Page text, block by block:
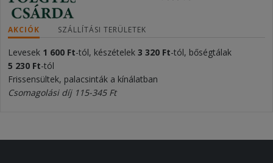
AKCIÓK SZÁLLÍTÁSI TERÜLETEK
Levesek 1 600 Ft-tól, készételek 3 320 Ft-tól, bőségtálak
5 230 Ft-tól
Frissensültek, palacsinták a kínálatban
Csomagolási díj 115-345 Ft